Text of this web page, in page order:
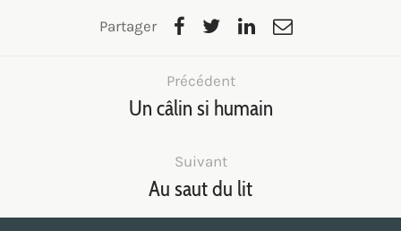
Partager
Précédent
Un câlin si humain
Suivant
Au saut du lit